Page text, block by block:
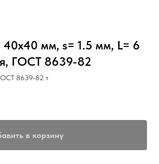
40х40 мм, s= 1.5 мм, L= 6
ГОСТ 8639-82
8639-82 т
в корзину